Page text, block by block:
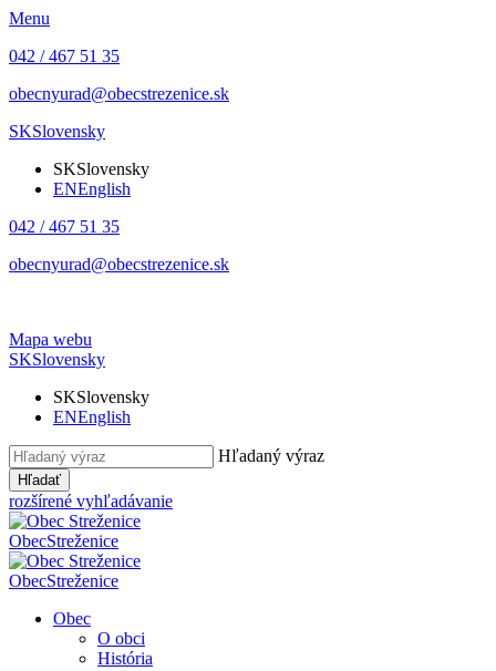
Menu
042 / 467 51 35
obecnyurad@obecstrezenice.sk
SKSlovensky
SKSlovensky
ENEnglish
042 / 467 51 35
obecnyurad@obecstrezenice.sk
Mapa webu
SKSlovensky
SKSlovensky
ENEnglish
Hľadaný výraz
Hľadať
rozšírené vyhľadávanie
ObecStreženice
ObecStreženice
Obec
O obci
História